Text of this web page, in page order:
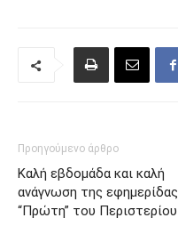
Προηγούμενο άρθρο
Καλή εβδομάδα και καλή
ανάγνωση της εφημερίδας
“Πρώτη” του Περιστερίου